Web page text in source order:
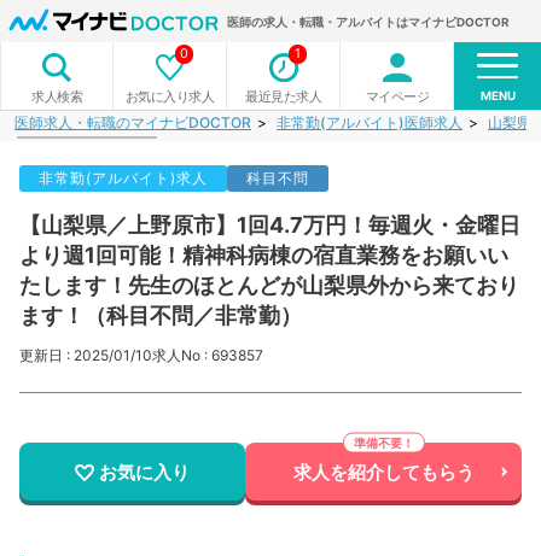
医師の求人・転職・アルバイトはマイナビDOCTOR
求人検索 お気に入り求人
0
最近見た求人
1
マイページ MENU
医師求人・転職のマイナビDOCTOR 非常勤(アルバイト)医師求人 山梨県
非常勤(アルバイト)求人 科目不問
【山梨県／上野原市】1回4.7万円！毎週火・金曜日
より週1回可能！精神科病棟の宿直業務をお願いい
たします！先生のほとんどが山梨県外から来ており
ます！（科目不問／非常勤）
更新日 : 2025/01/10求人No : 693857
お気に入り 求人を紹介してもらう